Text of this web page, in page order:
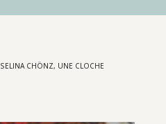
SELINA CHÖNZ, UNE CLOCHE